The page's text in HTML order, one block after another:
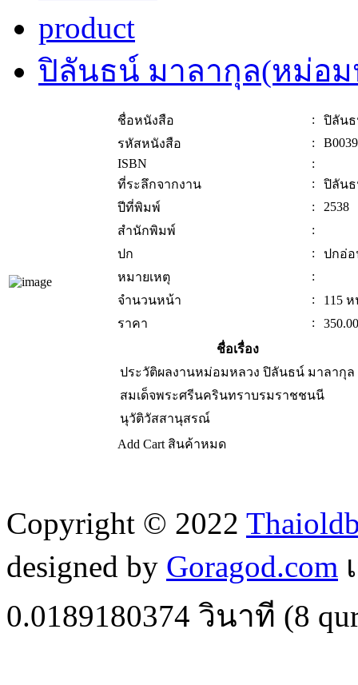
product
ปิลันธน์ มาลากุล(หม่อม
ชื่อหนังสือ :
ปิลัน
รหัสหนังสือ
:
ISBN
:
ที่ระลึกจากงาน
:
ปิลัน
ปีที่พิมพ์
:
2538
สำนักพิมพ์
:
ปก
:
ปกอ่
หมายเหตุ
:
จำนวนหน้า
:
115
ราคา
:
350.00
ชื่อเรื่อง
ประวัติผลงานหม่อมหลวง ปิลันธน์ มาลากุล
สมเด็จพระศรีนครินทราบรมราชชนนี
นุวัติวัสสานุสรณ์
Add Cart สินค้าหมด
Copyright © 2022
designed by Goragod.com
0.0189180374 วินาที (8